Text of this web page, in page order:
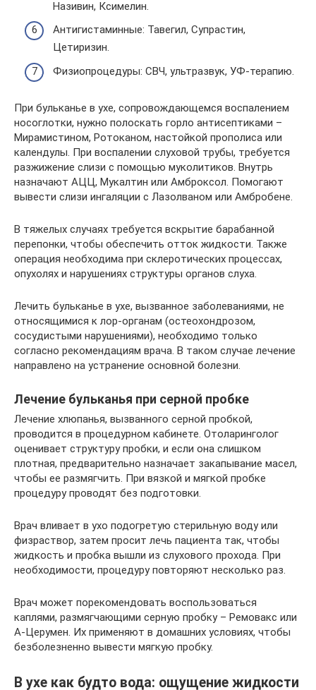
Називин, Ксимелин.
Антигистаминные: Тавегил, Супрастин,
Цетиризин.
Физиопроцедуры: СВЧ, ультразвук, УФ-терапию.
При бульканье в ухе, сопровождающемся воспалением
носоглотки, нужно полоскать горло антисептиками –
Мирамистином, Ротоканом, настойкой прополиса или
календулы. При воспалении слуховой трубы, требуется
разжижение слизи с помощью муколитиков. Внутрь
назначают АЦЦ, Мукалтин или Амброксол. Помогают
вывести слизи ингаляции с Лазолваном или Амбробене.
В тяжелых случаях требуется вскрытие барабанной
перепонки, чтобы обеспечить отток жидкости. Также
операция необходима при склеротических процессах,
опухолях и нарушениях структуры органов слуха.
Лечить бульканье в ухе, вызванное заболеваниями, не
относящимися к лор-органам (остеохондрозом,
сосудистыми нарушениями), необходимо только
согласно рекомендациям врача. В таком случае лечение
направлено на устранение основной болезни.
Лечение бульканья при серной пробке
Лечение хлюпанья, вызванного серной пробкой,
проводится в процедурном кабинете. Отоларинголог
оценивает структуру пробки, и если она слишком
плотная, предварительно назначает закапывание масел,
чтобы ее размягчить. При вязкой и мягкой пробке
процедуру проводят без подготовки.
Врач вливает в ухо подогретую стерильную воду или
физраствор, затем просит лечь пациента так, чтобы
жидкость и пробка вышли из слухового прохода. При
необходимости, процедуру повторяют несколько раз.
Врач может порекомендовать воспользоваться
каплями, размягчающими серную пробку – Ремовакс или
А-Церумен. Их применяют в домашних условиях, чтобы
безболезненно вывести мягкую пробку.
В ухе как будто вода: ощущение жидкости